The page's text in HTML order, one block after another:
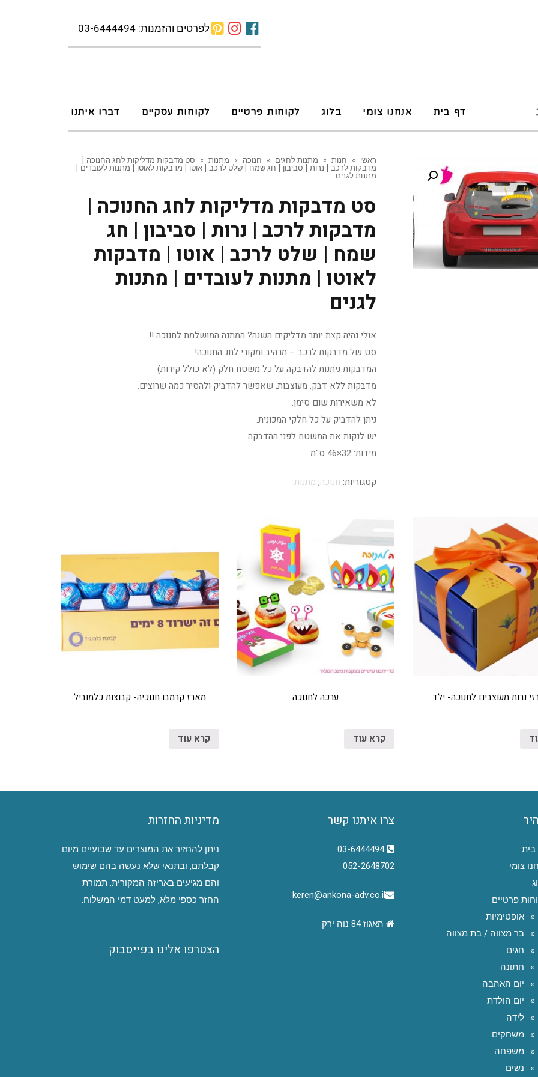
לפרטים והזמנות: 03-6444494
דף בית אנחנו צומי בלוג לקוחות פרטיים לקוחות עסקיים דברו איתנו
ראשי » חנות » מתנות לחגים » חנוכה » מתנות »
סט מדבקות מדליקות לחג החנוכה |
מדבקות לרכב | נרות | סביבון | חג שמח | שלט לרכב | אוטו | מדבקות לאוטו | מתנות לעובדים |
מתנות לגנים
סט מדבקות מדליקות לחג החנוכה |
מדבקות לרכב | נרות | סביבון | חג
שמח | שלט לרכב | אוטו | מדבקות
לאוטו | מתנות לעובדים | מתנות
לגנים
אולי נהיה קצת יותר מדליקים השנה? המתנה המושלמת לחנוכה !!
סט של מדבקות לרכב – מרהיב ומקורי לחג החנוכה!
המדבקות ניתנות להדבקה על כל משטח חלק (לא כולל קירות)
מדבקות ללא דבק, מעוצבות, שאפשר להדביק ולהסיר כמה שרוצים.
לא משאירות שום סימן.
ניתן להדביק על כל חלקי המכונית.
יש לנקות את המשטח לפני ההדבקה.
מידות: 32×46 ס"מ
קטגוריות: חנוכה, מתנות
נרות מעוצבים לחנוכה- ילד ערכה לחנוכה
קרא עוד
מארז קרמבו חנוכיה- קבוצות כלמוביל
קרא עוד
בית
צומי
פרטיים
אופטימיות
בר מצווה / בת מצווה
חגים
חתונה
יום האהבה
יום הולדת
לידה
משחקים
משפחה
נשים
צרו איתנו קשר
03-6444494
052-2648702
keren@ankona-adv.co.il
האגוז 84 נוה ירק
מדיניות החזרות
ניתן להחזיר את המוצרים עד שבועיים מיום
קבלתם, ובתנאי שלא נעשה בהם שימוש
והם מגיעים באריזה המקורית, תמורת
החזר כספי מלא, למעט דמי המשלוח.
הצטרפו אלינו בפייסבוק